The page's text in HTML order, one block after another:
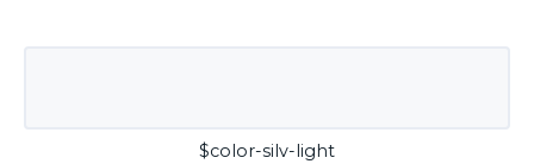
$color-silv-light